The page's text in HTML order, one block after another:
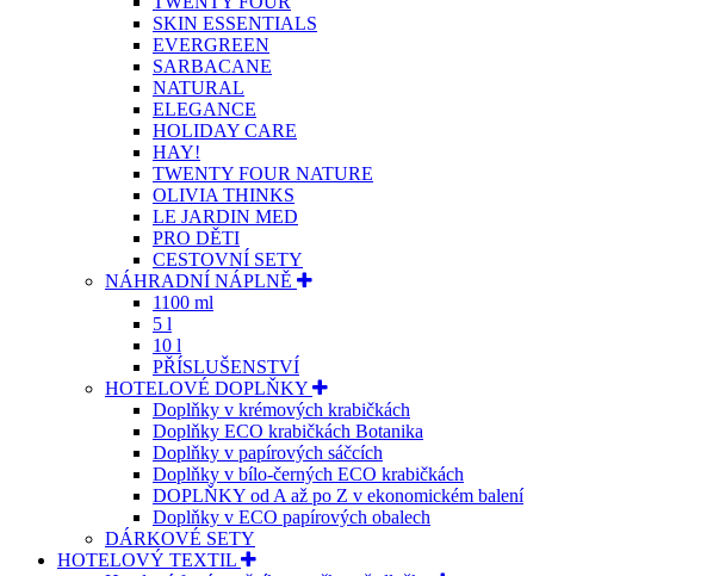
SKIN ESSENTIALS
EVERGREEN
SARBACANE
NATURAL
ELEGANCE
HOLIDAY CARE
HAY!
TWENTY FOUR NATURE
OLIVIA THINKS
LE JARDIN MED
PRO DĚTI
CESTOVNÍ SETY
NÁHRADNÍ NÁPLNĚ
1100 ml
5 l
10 l
PŘÍSLUŠENSTVÍ
HOTELOVÉ DOPLŇKY
Doplňky v krémových krabičkách
Doplňky ECO krabičkách Botanika
Doplňky v papírových sáčcích
Doplňky v bílo-černých ECO krabičkách
DOPLŇKY od A až po Z v ekonomickém balení
Doplňky v ECO papírových obalech
DÁRKOVÉ SETY
HOTELOVÝ TEXTIL